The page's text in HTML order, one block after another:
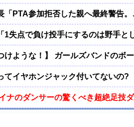
「PTA参加拒否した親へ最終警告
1失点で負け投手にするのは野手と
けような！】 ガールズバンドの
てイヤホンジャック付いてないの?
ナのダンサーの驚くべき超絶足技